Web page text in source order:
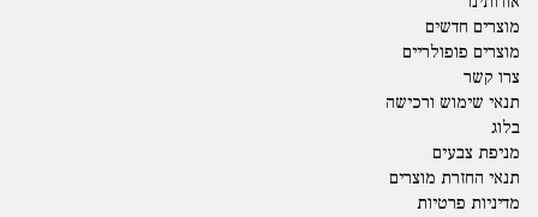
מוצרים חדשים
מוצרים פופולריים
צרו קשר
תנאי שימוש ורכישה
בלוג
מניפת צבעים
תנאי החזרת מוצרים
מדיניות פרטיות